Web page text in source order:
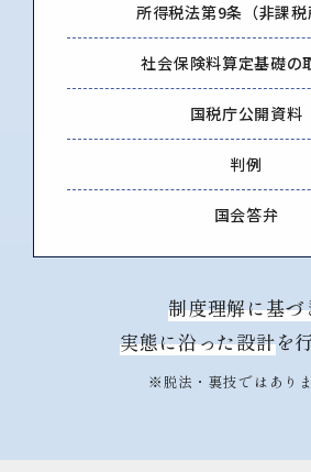
所得税法第9条（非課税
社会保険料算定基礎の
国税庁公開資料
判例
国会答弁
制度理解に基づ
実態に沿った設計を
※脱法・裏技ではあり